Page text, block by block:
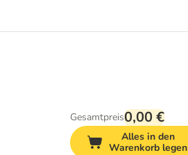
Gesamtpreis0,00 €
Alles in den
Warenkorb legen